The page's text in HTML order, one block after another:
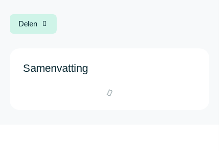
Delen
Samenvatting